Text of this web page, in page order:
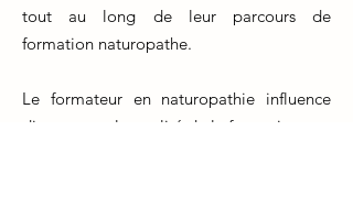
tout au long de leur parcours de
formation naturopathe.
Le formateur en naturopathie influence
directement la qualité de la formation, car